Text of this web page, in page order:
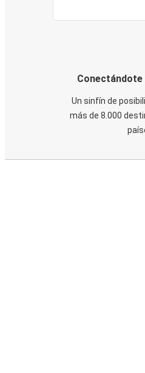
Conectándote
Un sinfín de
más de 8.000